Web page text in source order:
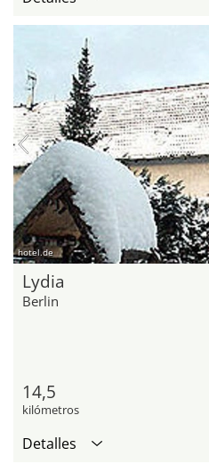
hotel.de
Lydia
Berlin
14,5
kilómetros
Detalles